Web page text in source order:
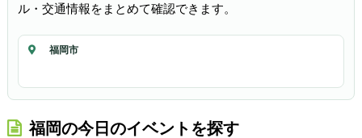
ル・交通情報をまとめて確認できます。
福岡市
福岡の今日のイベントを探す